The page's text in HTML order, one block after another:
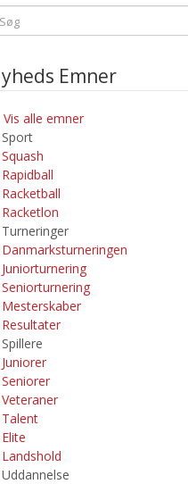
Emner
Vis alle emner
Squash
Rapidball
Racketball
Racketlon
Danmarksturneringen
Juniorturnering
Seniorturnering
Mesterskaber
Resultater
Juniorer
Seniorer
Veteraner
Talent
Elite
Landshold